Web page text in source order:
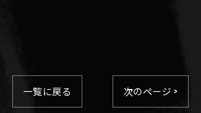
一覧に戻る 次のページ >